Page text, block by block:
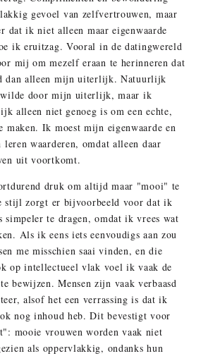
gevoel van zelfvertrouwen, maar
dat ik niet alleen maar eigenwaarde
ik eruitzag. Vooral in de datingwereld
mij om mezelf eraan te herinneren dat
dan alleen mijn uiterlijk. Natuurlijk
door mijn uiterlijk, maar ik
alleen niet genoeg is om een echte,
maken. Ik moest mijn eigenwaarde en
waarderen, omdat alleen daar
uit voortkomt.
druk om altijd maar "mooi" te
stijl zorgt er bijvoorbeeld voor dat ik
simpeler te dragen, omdat ik vrees wat
Als ik eens iets eenvoudigs aan zou
me misschien saai vinden, en die
op intellectueel vlak voel ik vaak de
bewijzen. Mensen zijn vaak verbaasd
alsof het een verrassing is dat ik
nog inhoud heb. Dit bevestigt voor
mooie vrouwen worden vaak niet
als oppervlakkig, ondanks hun